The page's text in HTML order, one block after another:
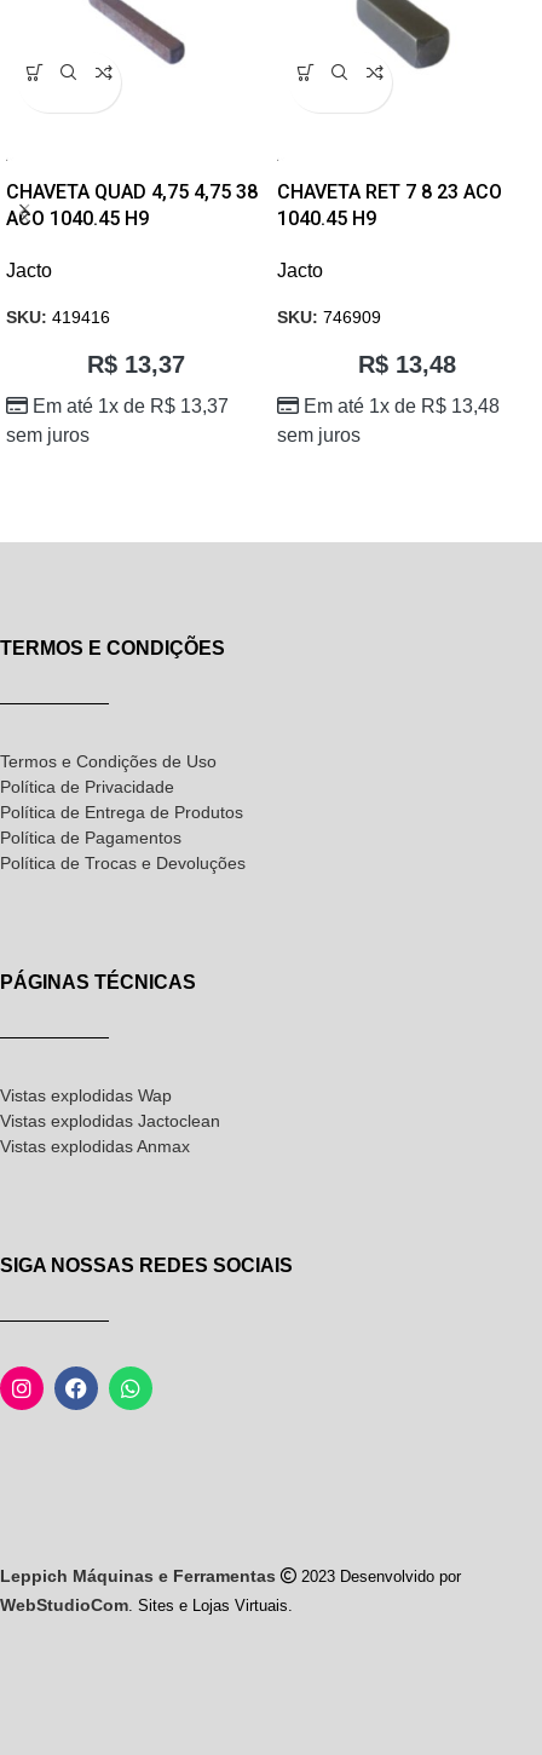
CHAVETA QUAD 4,75 4,75 38
ACO 1040.45 H9
Jacto
SKU: 419416
R$13,37
Em até 1x de R$ 13,37
sem juros
CHAVETA RET 7 8 23 ACO
1040.45 H9
Jacto
SKU: 746909
R$13,48
Em até 1x de R$ 13,48
sem juros
TERMOS E CONDIÇÕES
Termos e Condições de Uso
Política de Privacidade
Política de Entrega de Produtos
Política de Pagamentos
Política de Trocas e Devoluções
PÁGINAS TÉCNICAS
Vistas explodidas Wap
Vistas explodidas Jactoclean
Vistas explodidas Anmax
SIGA NOSSAS REDES SOCIAIS
Leppich Máquinas e Ferramentas 2023 Desenvolvido por
WebStudioCom. Sites e Lojas Virtuais.